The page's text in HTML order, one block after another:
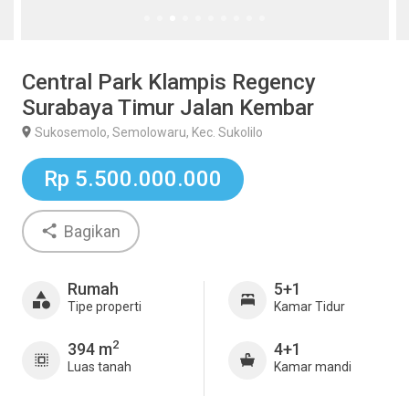
Central Park Klampis Regency
Surabaya Timur Jalan Kembar
Sukosemolo, Semolowaru, Kec. Sukolilo
Rp 5.500.000.000
Bagikan
Rumah
Tipe properti
394 m2
Luas tanah
5+1
Kamar Tidur
4+1
Kamar mandi